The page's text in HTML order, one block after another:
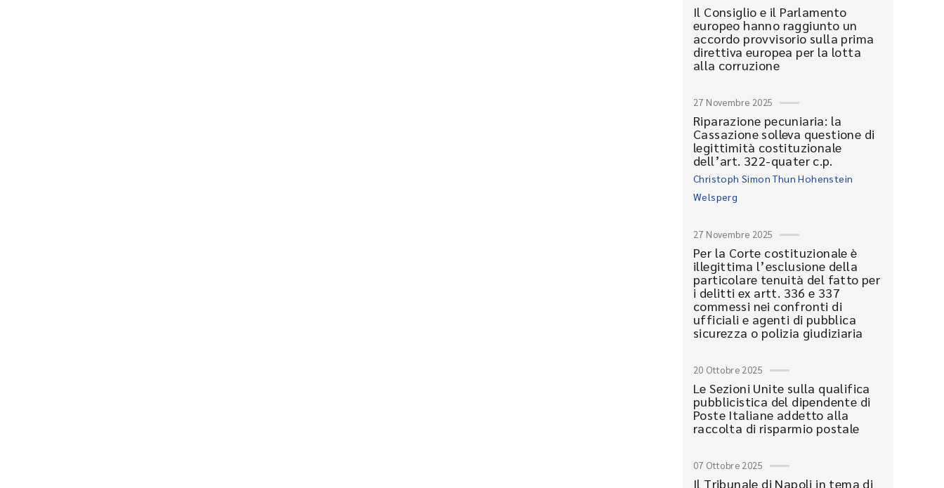
Il Consiglio e il Parlamento
europeo hanno raggiunto un
accordo provvisorio sulla prima
direttiva europea per la lotta
alla corruzione
27 Novembre 2025
Riparazione pecuniaria: la
Cassazione solleva questione di
legittimità costituzionale
dell’art. 322-quater c.p.
Christoph Simon Thun Hohenstein
Welsperg
27 Novembre 2025
Per la Corte costituzionale è
illegittima l’esclusione della
particolare tenuità del fatto per
i delitti ex artt. 336 e 337
commessi nei confronti di
ufficiali e agenti di pubblica
sicurezza o polizia giudiziaria
20 Ottobre 2025
Le Sezioni Unite sulla qualifica
pubblicistica del dipendente di
Poste Italiane addetto alla
raccolta di risparmio postale
07 Ottobre 2025
Il Tribunale di Napoli in tema di